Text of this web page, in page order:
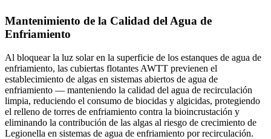
Mantenimiento de la Calidad del Agua de
Enfriamiento
Al bloquear la luz solar en la superficie de los estanques de agua de
enfriamiento, las cubiertas flotantes AWTT previenen el
establecimiento de algas en sistemas abiertos de agua de
enfriamiento — manteniendo la calidad del agua de recirculación
limpia, reduciendo el consumo de biocidas y algicidas, protegiendo
el relleno de torres de enfriamiento contra la bioincrustación y
eliminando la contribución de las algas al riesgo de crecimiento de
Legionella en sistemas de agua de enfriamiento por recirculación.